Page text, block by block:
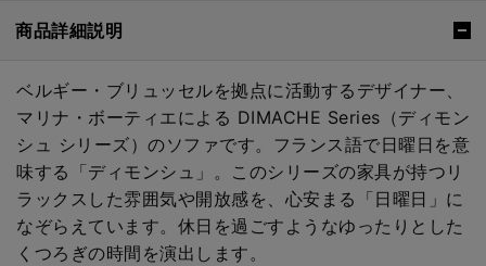
商品詳細説明
ベルギー・ブリュッセルを拠点に活動するデザイナー、
マリナ・ボーティエによる DIMACHE Series（ディモン
シュ シリーズ）のソファです。フランス語で日曜日を意
味する「ディモンシュ」。このシリーズの家具が持つリ
ラックスした雰囲気や開放感を、心安まる「日曜日」に
なぞらえています。休日を過ごすようなゆったりとした
くつろぎの時間を演出します。